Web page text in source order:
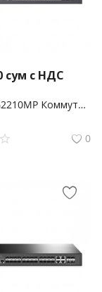
сум с НДС
TP-Link SG2210MP Коммутатор Smart линейки Omada с 8 гигабитными портами PoE+ и 2 портами SFP
0